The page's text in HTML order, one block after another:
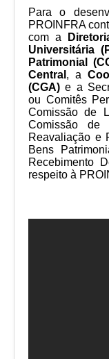
Para o
PROINFRA
com a
Universitária
Patrimonial
Central , a
(CGA) e a
ou Comitês
Comissão de
Comissão de
Reavaliação e
Bens
Recebimento
respeito à